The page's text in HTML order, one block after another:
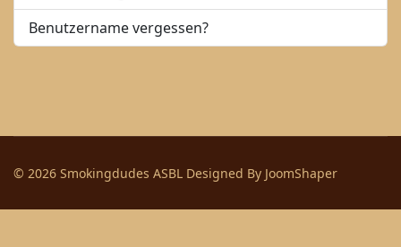
Benutzername vergessen?
© 2026 Smokingdudes ASBL Designed By JoomShaper